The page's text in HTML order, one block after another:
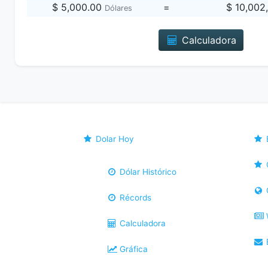
$ 5,000.00 Dólares = $
Calculadora
Dolar Hoy
Dólar Histórico
Récords
Calculadora
Gráfica